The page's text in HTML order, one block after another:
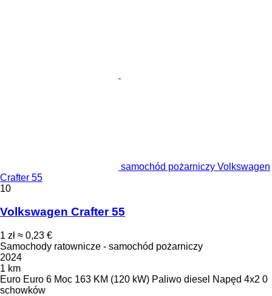
samochód pożarniczy Volkswagen
Crafter 55
10
Volkswagen Crafter 55
1 zł ≈ 0,23 €
Samochody ratownicze - samochód pożarniczy
2024
1 km
Euro Euro 6 Moc 163 KM (120 kW) Paliwo diesel Napęd 4x2 0
schowków